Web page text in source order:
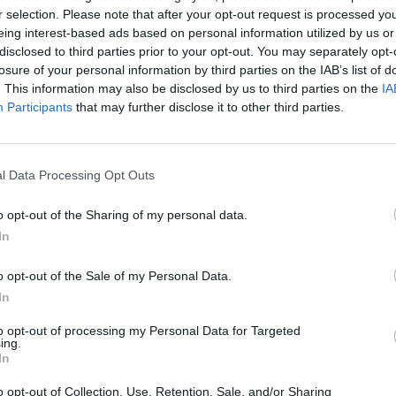
selection. Please note that after your opt-out request is processed
interest-based ads based on personal information utilized by us
to third parties prior to your opt-out. You may separately
of your personal information by third parties on the IAB’s list of
This information may also be disclosed by us to third parties on the
Participants that may further disclose it to other third parties.
Data Processing Opt Outs
opt-out of the Sharing of my personal data.
opt-out of the Sale of my Personal Data.
opt-out of processing my Personal Data for Targeted
opt-out of Collection, Use, Retention, Sale, and/or Sharing
дискусија низ светот, а од земја до земја
Британија, Белгија, па дури и Словенија се
чекор.
здравје на тринаесетгодишно девојче
количини, предизвика дискусија на
во своите тела преку овој метод,
можат да се избегнат сериозни последици,
д-р Снежана Алчаз и доктор по физичка
да предизвикаат зависност. Она што е исто
психоактивни супстанции. Никотинот
зависности. Затоа често гледаме дека оние